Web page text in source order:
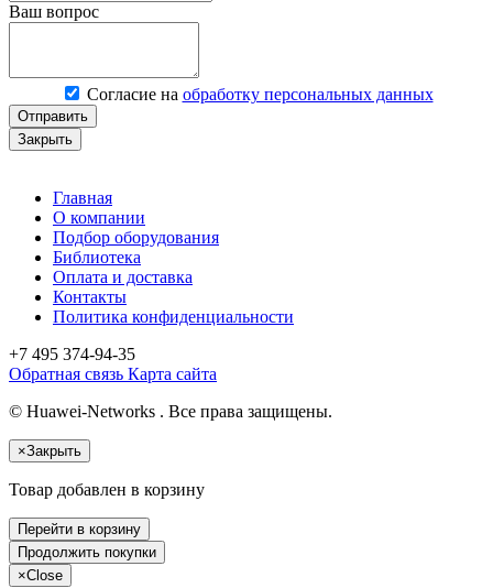
Ваш вопрос
Согласие на обработку персональных данных
Отправить
Закрыть
Главная
О компании
Подбор оборудования
Библиотека
Оплата и доставка
Контакты
Политика конфиденциальности
+7 495 374-94-35
Обратная связь Карта сайта
© Huawei-Networks . Все права защищены.
×Закрыть
Товар добавлен в корзину
Перейти в корзину
Продолжить покупки
×Close